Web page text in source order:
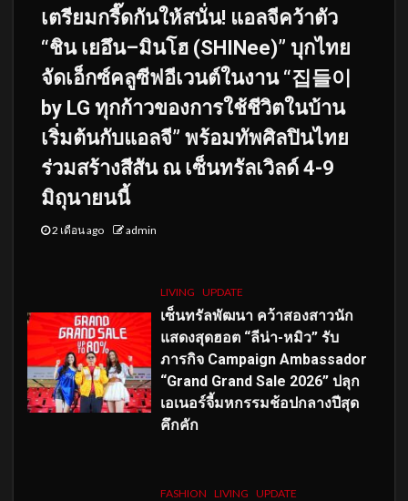
เตรียมกรี๊ดกันให้สนั่น! แอลจีคว้าตัว
“ชิน เยอึน–มินโฮ (SHINee)” บุกไทย
จัดเอ็กซ์คลูซีฟอีเวนต์ในงาน “집들이
by LG ทุกก้าวของการใช้ชีวิตในบ้าน
เริ่มต้นกับแอลจี” พร้อมทัพศิลปินไทย
ร่วมสร้างสีสัน ณ เซ็นทรัลเวิลด์ 4-9
มิถุนายนนี้
2 เดือน ago admin
LIVING UPDATE
เซ็นทรัลพัฒนา คว้าสองสาวนัก
แสดงสุดฮอต “ลีน่า-หมิว” รับ
ภารกิจ Campaign Ambassador
“Grand Grand Sale 2026” ปลุก
เอเนอร์จี้มหกรรมช้อปกลางปีสุด
คึกคัก
FASHION LIVING UPDATE